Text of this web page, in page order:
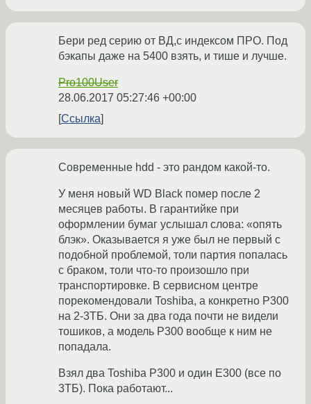
Бери ред серию от ВД,с индексом ПРО. Под
бэкапы даже на 5400 взять, и тише и лучше.
Pro100User
28.06.2017 05:27:46 +00:00
Ссылка
Современные hdd - это рандом какой-то.
У меня новый WD Black помер после 2
месяцев работы. В гарантийке при
оформлении бумаг услышал слова: «опять
блэк». Оказывается я уже был не первый с
подобной проблемой, толи партия попалась
с браком, толи что-то произошло при
транспортировке. В сервисном центре
порекомендовали Toshiba, а конкретно P300
на 2-3ТБ. Они за два года почти не видели
тошиков, а модель P300 вообще к ним не
попадала.
Взял два Toshiba P300 и один E300 (все по
3ТБ). Пока работают...